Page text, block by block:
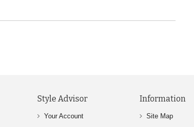
Style Advisor
Your Account
Information
Site Map